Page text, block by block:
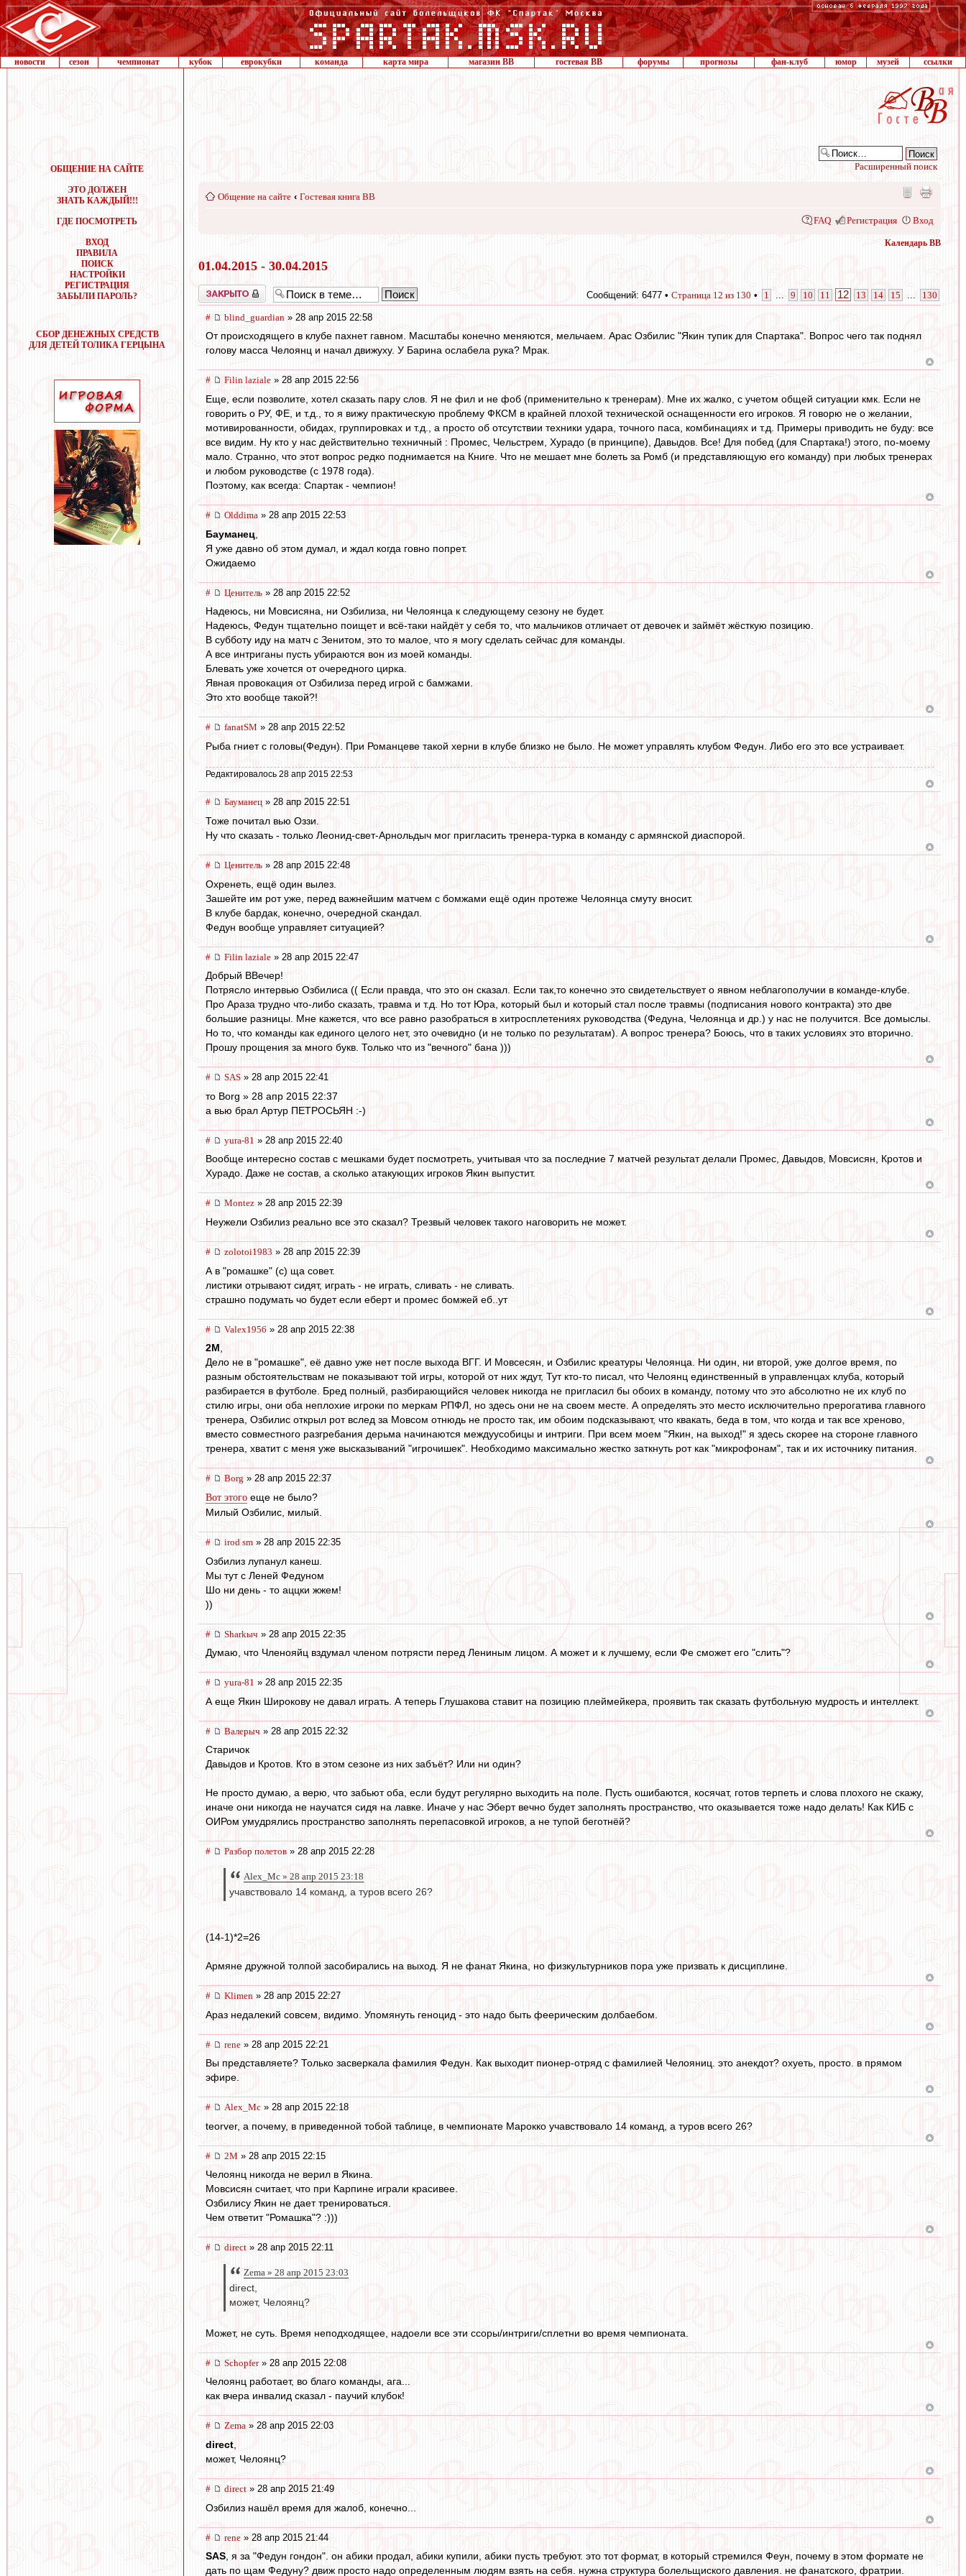
новости сезон чемпионат кубок еврокубки команда карта мира магазин ВВ гостевая ВВ форумы прогнозы фан-клуб юмор музей ссылки
ОБЩЕНИЕ НА САЙТЕ
ЭТО ДОЛЖЕН
ЗНАТЬ КАЖДЫЙ!!!
ГДЕ ПОСМОТРЕТЬ
ВХОД
ПРАВИЛА
ПОИСК
НАСТРОЙКИ
РЕГИСТРАЦИЯ
ЗАБЫЛИ ПАРОЛЬ?
СБОР ДЕНЕЖНЫХ СРЕДСТВ
ДЛЯ ДЕТЕЙ ТОЛИКА ГЕРЦЫНА
Расширенный поиск
Общение на сайте ‹ Гостевая книга ВВ
FAQ Регистрация Вход
Календарь ВВ
01.04.2015 - 30.04.2015
Закрыто Сообщений: 6477 • Страница 12 из 130 • 1 9 10 11 12 13 14 15 130
# blind_guardian » 28 апр 2015 22:58
От происходящего в клубе пахнет гавном. Масштабы конечно меняются, мельчаем. Арас Озбилис "Якин тупик для Спартака". Вопрос чего так поднял
голову масса Челоянц и начал движуху. У Барина ослабела рука? Мрак.
# Filin laziale » 28 апр 2015 22:56
Еще, если позволите, хотел сказать пару слов. Я не фил и не фоб (применительно к тренерам). Мне их жалко, с учетом общей ситуации кмк. Если не
говорить о РУ, ФЕ, и т.д., то я вижу практическую проблему ФКСМ в крайней плохой технической оснащенности его игроков. Я говорю не о желании,
мотивированности, обидах, группировках и т.д., а просто об отсутствии техники удара, точного паса, комбинациях и т.д. Примеры приводить не буду: все
все видим. Ну кто у нас действительно техничный : Промес, Чельстрем, Хурадо (в принципе), Давыдов. Все! Для побед (для Спартака!) этого, по-моему
мало. Странно, что этот вопрос редко поднимается на Книге. Что не мешает мне болеть за Ромб (и представляющую его команду) при любых тренерах
и любом руководстве (с 1978 года).
Поэтому, как всегда: Спартак - чемпион!
# Olddima » 28 апр 2015 22:53
Бауманец
Я уже давно об этом думал, и ждал когда говно попрет.
Ожидаемо
# Ценитель » 28 апр 2015 22:52
Надеюсь, ни Мовсисяна, ни Озбилиза, ни Челоянца к следующему сезону не будет.
Надеюсь, Федун тщательно поищет и всё-таки найдёт у себя то, что мальчиков отличает от девочек и займёт жёсткую позицию.
В субботу иду на матч с Зенитом, это то малое, что я могу сделать сейчас для команды.
А все интриганы пусть убираются вон из моей команды.
Блевать уже хочется от очередного цирка.
Явная провокация от Озбилиза перед игрой с бамжами.
Это хто вообще такой?!
# fanatSM » 28 апр 2015 22:52
Рыба гниет с головы(Федун). При Романцеве такой херни в клубе близко не было. Не может управлять клубом Федун. Либо его это все устраивает.
Редактировалось 28 апр 2015 22:53
# Бауманец » 28 апр 2015 22:51
Тоже почитал вью Оззи.
Ну что сказать - только Леонид-свет-Арнольдыч мог пригласить тренера-турка в команду с армянской диаспорой.
# Ценитель » 28 апр 2015 22:48
Охренеть, ещё один вылез.
Зашейте им рот уже, перед важнейшим матчем с бомжами ещё один протеже Челоянца смуту вносит.
В клубе бардак, конечно, очередной скандал.
Федун вообще управляет ситуацией?
# Filin laziale » 28 апр 2015 22:47
Добрый ВВечер!
Потрясло интервью Озбилиса (( Если правда, что это он сказал. Если так,то конечно это свидетельствует о явном неблагополучии в команде-клубе.
Про Араза трудно что-либо сказать, травма и т.д. Но тот Юра, который был и который стал после травмы (подписания нового контракта) это две
большие разницы. Мне кажется, что все равно разобраться в хитросплетениях руководства (Федуна, Челоянца и др.) у нас не получится. Все домыслы.
Но то, что команды как единого целого нет, это очевидно (и не только по результатам). А вопрос тренера? Боюсь, что в таких условиях это вторично.
Прошу прощения за много букв. Только что из "вечного" бана )))
# SAS » 28 апр 2015 22:41
то Borg » 28 апр 2015 22:37
а вью брал Артур ПЕТРОСЬЯН :-)
# yura-81 » 28 апр 2015 22:40
Вообще интересно состав с мешками будет посмотреть, учитывая что за последние 7 матчей результат делали Промес, Давыдов, Мовсисян, Кротов и
Хурадо. Даже не состав, а сколько атакующих игроков Якин выпустит.
# Montez » 28 апр 2015 22:39
Неужели Озбилиз реально все это сказал? Трезвый человек такого наговорить не может.
# zolotoi1983 » 28 апр 2015 22:39
А в "ромашке" (с) ща совет.
листики отрывают сидят, играть - не играть, сливать - не сливать.
страшно подумать чо будет если еберт и промес бомжей еб..ут
# Valex1956 » 28 апр 2015 22:38
2M,
Дело не в "ромашке", её давно уже нет после выхода ВГГ. И Мовсесян, и Озбилис креатуры Челоянца. Ни один, ни второй, уже долгое время, по
разным обстоятельствам не показывают той игры, которой от них ждут, Тут кто-то писал, что Челоянц единственный в управленцах клуба, который
разбирается в футболе. Бред полный, разбирающийся человек никогда не пригласил бы обоих в команду, потому что это абсолютно не их клуб по
стилю игры, они оба неплохие игроки по меркам РПФЛ, но здесь они не на своем месте. А определять это место исключительно прерогатива главного
тренера, Озбилис открыл рот вслед за Мовсом отнюдь не просто так, им обоим подсказывают, что квакать, беда в том, что когда и так все хреново,
вместо совместного разгребания дерьма начинаются междуусобицы и интриги. При всем моем "Якин, на выход!" я здесь скорее на стороне главного
тренера, хватит с меня уже высказываний "игрочишек". Необходимо максимально жестко заткнуть рот как "микрофонам", так и их источнику питания.
# Borg » 28 апр 2015 22:37
Вот этого еще не было?
Милый Озбилис, милый.
# irod sm » 28 апр 2015 22:35
Озбилиз лупанул канеш.
Мы тут с Леней Федуном
Шо ни день - то аццки жжем!
))
# Sharkыч » 28 апр 2015 22:35
Думаю, что Членояйц вздумал членом потрясти перед Лениным лицом. А может и к лучшему, если Фе сможет его "слить"?
# yura-81 » 28 апр 2015 22:35
А еще Якин Широкову не давал играть. А теперь Глушакова ставит на позицию плеймейкера, проявить так сказать футбольную мудрость и интеллект.
# Валерыч » 28 апр 2015 22:32
Старичок
Давыдов и Кротов. Кто в этом сезоне из них забъёт? Или ни один?
Не просто думаю, а верю, что забьют оба, если будут регулярно выходить на поле. Пусть ошибаются, косячат, готов терпеть и слова плохого не скажу,
иначе они никогда не научатся сидя на лавке. Иначе у нас Эберт вечно будет заполнять пространство, что оказывается тоже надо делать! Как КИБ с
ОИРом умудрялись пространство заполнять перепасовкой игроков, а не тупой беготнёй?
# Разбор полетов » 28 апр 2015 22:28
Alex_Mc » 28 апр 2015 23:18
учавствовало 14 команд, а туров всего 26?
(14-1)*2=26
Армяне дружной толпой засобирались на выход. Я не фанат Якина, но физкультурников пора уже призвать к дисциплине.
# Klimen » 28 апр 2015 22:27
Араз недалекий совсем, видимо. Упомянуть геноцид - это надо быть феерическим долбаебом.
# rene » 28 апр 2015 22:21
Вы представляете? Только засверкала фамилия Федун. Как выходит пионер-отряд с фамилией Челояниц. это анекдот? охуеть, просто. в прямом
эфире.
# Alex_Mc » 28 апр 2015 22:18
teorver, а почему, в приведенной тобой таблице, в чемпионате Марокко учавствовало 14 команд, а туров всего 26?
# 2M » 28 апр 2015 22:15
Челоянц никогда не верил в Якина.
Мовсисян считает, что при Карпине играли красивее.
Озбилису Якин не дает тренироваться.
Чем ответит "Ромашка"? :)))
# direct » 28 апр 2015 22:11
Zema » 28 апр 2015 23:03
direct,
может, Челоянц?
Может, не суть. Время неподходящее, надоели все эти ссоры/интриги/сплетни во время чемпионата.
# Schopfer» 28 апр 2015 22:08
Челоянц работает, во благо команды, ага...
как вчера инвалид сказал - паучий клубок!
# Zema » 28 апр 2015 22:03
direct
может, Челоянц?
# direct » 28 апр 2015 21:49
Озбилиз нашёл время для жалоб, конечно...
# rene » 28 апр 2015 21:44
SAS, я за "Федун гондон". он абики продал, абики купили, абики пусть требуют. это тот формат, в который стремился Феун, почему в этом формате не
дать по щам Федуну? движ просто надо определенным людям взять на себя. нужна структура болельщиского давления. не фанатского, фратрии.